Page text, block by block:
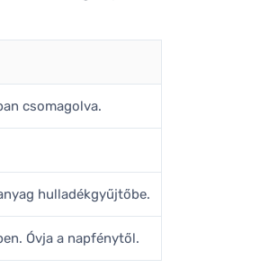
csomagolva.
hulladékgyűjtőbe.
Óvja a napfénytől.